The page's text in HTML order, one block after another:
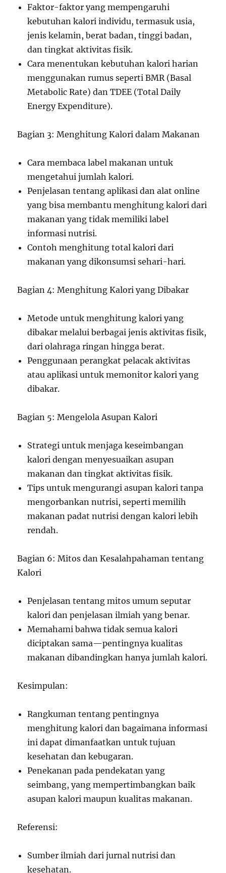
Faktor-faktor yang mempengaruhi
kebutuhan kalori individu, termasuk usia,
jenis kelamin, berat badan, tinggi badan,
dan tingkat aktivitas fisik.
Cara menentukan kebutuhan kalori harian
menggunakan rumus seperti BMR (Basal
Metabolic Rate) dan TDEE (Total Daily
Energy Expenditure).
Bagian 3: Menghitung Kalori dalam Makanan
Cara membaca label makanan untuk
mengetahui jumlah kalori.
Penjelasan tentang aplikasi dan alat online
yang bisa membantu menghitung kalori dari
makanan yang tidak memiliki label
informasi nutrisi.
Contoh menghitung total kalori dari
makanan yang dikonsumsi sehari-hari.
Bagian 4: Menghitung Kalori yang Dibakar
Metode untuk menghitung kalori yang
dibakar melalui berbagai jenis aktivitas fisik,
dari olahraga ringan hingga berat.
Penggunaan perangkat pelacak aktivitas
atau aplikasi untuk memonitor kalori yang
dibakar.
Bagian 5: Mengelola Asupan Kalori
Strategi untuk menjaga keseimbangan
kalori dengan menyesuaikan asupan
makanan dan tingkat aktivitas fisik.
Tips untuk mengurangi asupan kalori tanpa
mengorbankan nutrisi, seperti memilih
makanan padat nutrisi dengan kalori lebih
rendah.
Bagian 6: Mitos dan Kesalahpahaman tentang
Kalori
Penjelasan tentang mitos umum seputar
kalori dan penjelasan ilmiah yang benar.
Memahami bahwa tidak semua kalori
diciptakan sama—pentingnya kualitas
makanan dibandingkan hanya jumlah kalori.
Kesimpulan:
Rangkuman tentang pentingnya
menghitung kalori dan bagaimana informasi
ini dapat dimanfaatkan untuk tujuan
kesehatan dan kebugaran.
Penekanan pada pendekatan yang
seimbang, yang mempertimbangkan baik
asupan kalori maupun kualitas makanan.
Referensi:
Sumber ilmiah dari jurnal nutrisi dan
kesehatan.